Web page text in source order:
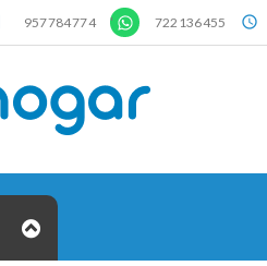
957784774 ' 722136455 query_builder